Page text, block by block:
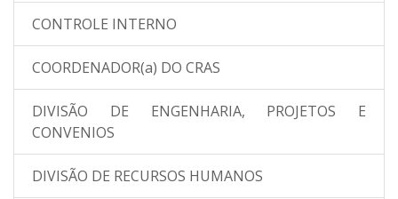
CONTROLE INTERNO
COORDENADOR(a) DO CRAS
DIVISÃO DE ENGENHARIA, PROJETOS E
CONVENIOS
DIVISÃO DE RECURSOS HUMANOS